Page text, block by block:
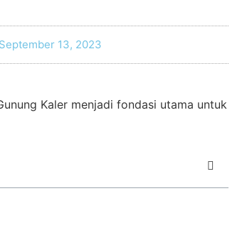
September 13, 2023
Kaler menjadi fondasi utama untuk